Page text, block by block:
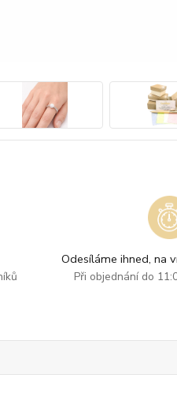
Odesíláme ihned, na
Při objednání do